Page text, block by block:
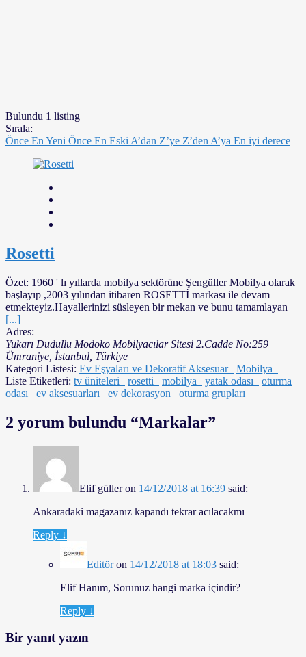
Bulundu 1 listing
Sırala:
Önce En Yeni Önce En Eski A’dan Z’ye Z’den A’ya En iyi derece
Rosetti
Özet: 1960 ' lı yıllarda mobilya sektörüne Şengüller Mobilya olarak
başlayıp ,2003 yılından itibaren ROSETTİ markası ile devam
etmekteyiz.Hayallerinizi süsleyen bir mekan ve bunu tamamlayan
[...]
Adres:
Yukarı Dudullu Modoko Mobilyacılar Sitesi 2.Cadde No:259
Ümraniye İstanbul, Türkiye
Kategori Listesi: Ev Eşyaları ve Dekoratif Aksesuar
Mobilya
Liste Etiketleri: tv üniteleri rosetti mobilya yatak odası
oturma
odası
ev aksesuarları ev dekorasyon oturma grupları
2 yorum bulundu “Markalar”
Elif gülleron 14/12/2018 at 16:39 said:
Ankaradaki magazanız kapandı tekrar acılacakmı
Reply ↓
Editöron 14/12/2018 at 18:03 said:
Elif Hanım, Sorunuz hangi marka içindir?
Reply ↓
Bir yanıt yazın